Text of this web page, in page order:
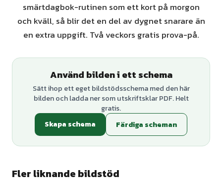
smärtdagbok-rutinen som ett kort på morgon
och kväll, så blir det en del av dygnet snarare än
en extra uppgift. Två veckors gratis prova-på.
Använd bilden i ett schema
Sätt ihop ett eget bildstödsschema med den här
bilden och ladda ner som utskriftsklar PDF. Helt
gratis.
Skapa schema
Färdiga scheman
Fler liknande bildstöd